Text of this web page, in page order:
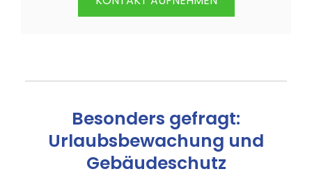
Besonders gefragt:
Urlaubsbewachung und
Gebäudeschutz